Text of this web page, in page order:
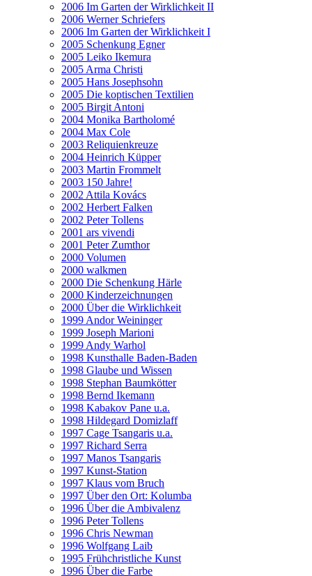
2006 Im Garten der Wirklichkeit II
2006 Werner Schriefers
2006 Im Garten der Wirklichkeit I
2005 Schenkung Egner
2005 Leiko Ikemura
2005 Arma Christi
2005 Hans Josephsohn
2005 Die koptischen Textilien
2005 Birgit Antoni
2004 Monika Bartholomé
2004 Max Cole
2003 Reliquienkreuze
2004 Heinrich Küpper
2003 Martin Frommelt
2003 150 Jahre!
2002 Attila Kovács
2002 Herbert Falken
2002 Peter Tollens
2001 ars vivendi
2001 Peter Zumthor
2000 Volumen
2000 walkmen
2000 Die Schenkung Härle
2000 Kinderzeichnungen
2000 Über die Wirklichkeit
1999 Andor Weininger
1999 Joseph Marioni
1999 Andy Warhol
1998 Kunsthalle Baden-Baden
1998 Glaube und Wissen
1998 Stephan Baumkötter
1998 Bernd Ikemann
1998 Kabakov Pane u.a.
1998 Hildegard Domizlaff
1997 Cage Tsangaris u.a.
1997 Richard Serra
1997 Manos Tsangaris
1997 Kunst-Station
1997 Klaus vom Bruch
1997 Über den Ort: Kolumba
1996 Über die Ambivalenz
1996 Peter Tollens
1996 Chris Newman
1996 Wolfgang Laib
1995 Frühchristliche Kunst
1996 Über die Farbe